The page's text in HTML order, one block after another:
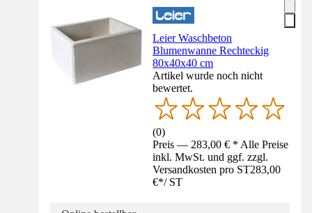
Leier Waschbeton
Blumenwanne Rechteckig
80x40x40 cm
Artikel wurde noch nicht
bewertet.
(0)
Preis — 283,00 € * Alle Preise
inkl. MwSt. und ggf. zzgl.
Versandkosten pro ST283,00
€*/ ST